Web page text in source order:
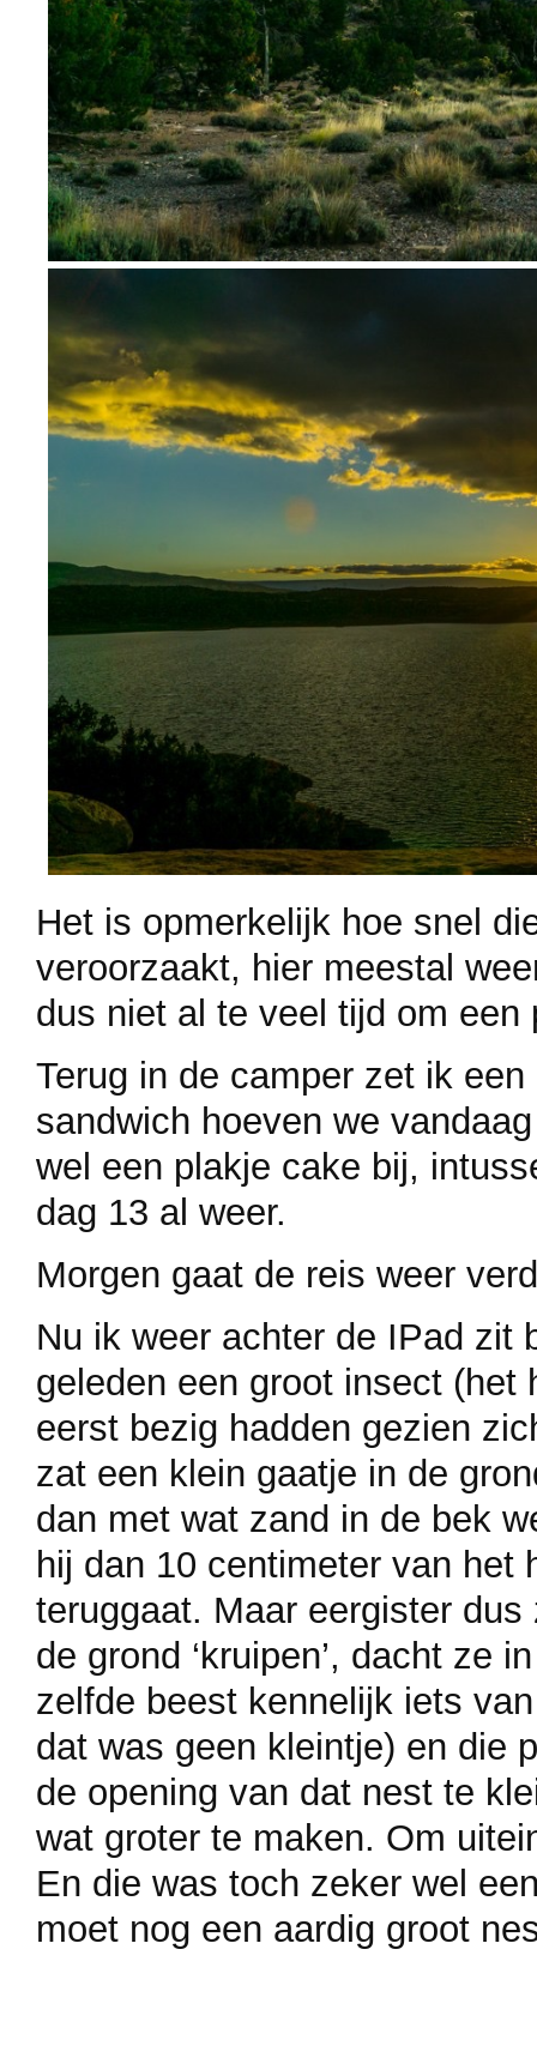
Het is opmerkelijk hoe snel
veroorzaakt, hier meestal
dus niet al te veel tijd om een
Terug in de camper zet ik
sandwich hoeven we
wel een plakje cake bij,
dag 13 al weer.
Morgen gaat de reis weer
Nu ik weer achter de IPad zit
geleden een groot insect (het
eerst bezig hadden gezien
zat een klein gaatje in de
dan met wat zand in de bek
hij dan 10 centimeter van het
teruggaat. Maar eergister
de grond ‘kruipen’, dacht ze
zelfde beest kennelijk iets
dat was geen kleintje) en die
de opening van dat nest te
wat groter te maken. Om
En die was toch zeker wel
moet nog een aardig groot